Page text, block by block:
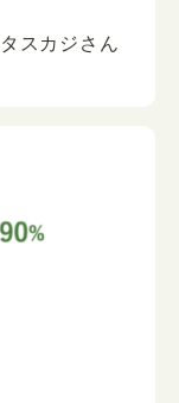
タスカジさん